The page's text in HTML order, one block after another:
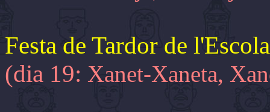
Festa de Tardor de
(dia 19: Xanet-Xaneta,